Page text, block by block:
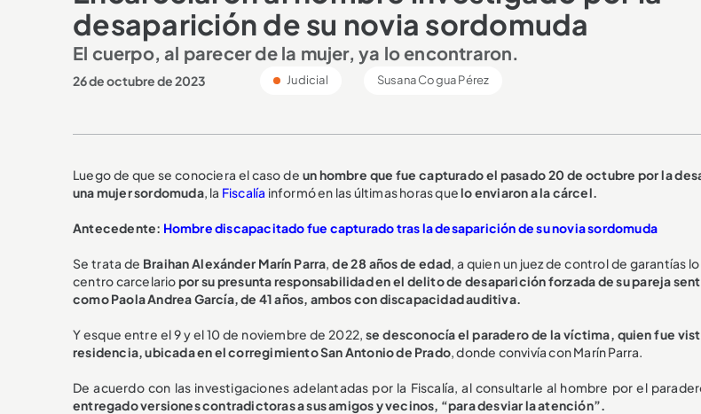
desaparición de su novia sordomuda
El cuerpo, al parecer de la mujer, ya lo encontraron.
26 de octubre de 2023 Judicial Susana Cogua Pérez
Luego de que se conociera el caso de un hombre que fue capturado el pasado 20 de octubre por la
una mujer sordomuda, la Fiscalía informó en las últimas horas quelo enviaron a la cárcel.
Antecedente: Hombre discapacitado fue capturado tras la desaparición de su novia sordomuda
Se trata de Braihan Alexánder Marín Parra,de 28 años de edad, a quien un juez de control de garantías
centro carcelariopor su presunta responsabilidad en el delito de desaparición forzada de su pareja
como Paola Andrea García, de 41 años, ambos con discapacidad auditiva.
Y esque entre el 9 y el 10 de noviembre de 2022,se desconocía el paradero de la víctima, quien fue
residencia, ubicada en el corregimiento San Antonio de Prado, donde convivía con Marín Parra.
De acuerdo con las investigaciones adelantadas por la Fiscalía, al consultarle al hombre por el
entregado versiones contradictoras a sus amigos y vecinos, “para desviar la atención”.